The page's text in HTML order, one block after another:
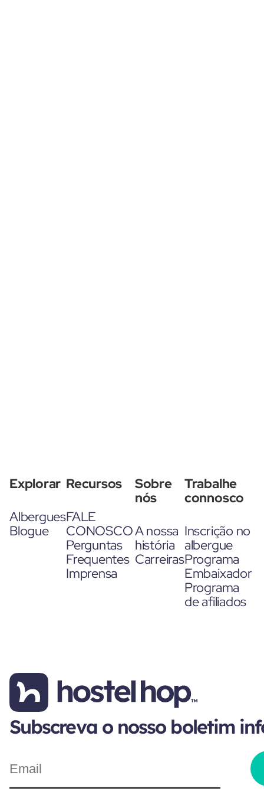
Explorar
Albergues
Blogue
Recursos
FALE
CONOSCO
Perguntas
Frequentes
Imprensa
Sobre
nós
A nossa
história
Carreiras
Trabalhe
connosco
Inscrição no
albergue
Programa
Embaixador
Programa
de afiliados
Subscreva o nosso boletim